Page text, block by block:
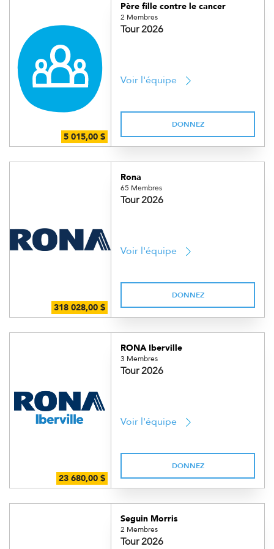
Père fille contre le cancer
2 Membres
Tour 2026
Voir l'équipe
DONNEZ
Rona
65 Membres
Tour 2026
Voir l'équipe
DONNEZ
RONA Iberville
3 Membres
Tour 2026
Voir l'équipe
DONNEZ
Seguin Morris
2 Membres
Tour 2026